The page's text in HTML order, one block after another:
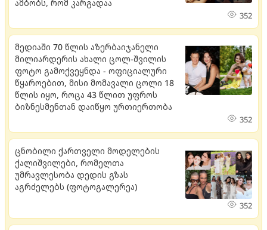
ამბობს, რომ კარგადაა
352
მედიაში 70 წლის აზერბაიჯანელი
მილიარდერის ახალი ცოლ-შვილის
ფოტო გამოქვეყნდა - ოფიციალური
წყაროებით, მისი მომავალი ცოლი 18
წლის იყო, როცა 43 წლით უფროს
ბიზნესმენთან დაიწყო ურთიერთობა
352
ცნობილი ქართველი მოდელების
ქალიშვილები, რომელთა
უმრავლესობა დედის გზას
აგრძელებს (ფოტოგალერეა)
352